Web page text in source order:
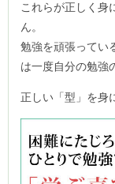
これらが正しく身
ん。
勉強を頑張ってい
は一度自分の勉強
正しい「型」を身